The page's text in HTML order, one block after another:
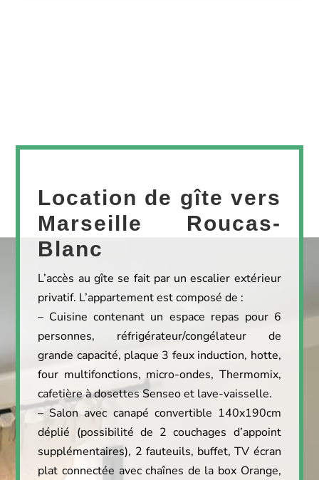
Location de gîte vers
Marseille Roucas-
Blanc
L’accès au gîte se fait par un escalier extérieur
privatif. L’appartement est composé de :
– Cuisine contenant un espace repas pour 6
personnes, réfrigérateur/congélateur de
grande capacité, plaque 3 feux induction, hotte,
four multifonctions, micro-ondes, Thermomix,
cafetière à dosettes Senseo et lave-vaisselle.
– Salon avec canapé convertible 140x190cm
déplié (possibilité de 2 couchages d’appoint
supplémentaires), 2 fauteuils, buffet, TV écran
plat connectée avec chaînes de la box Orange,